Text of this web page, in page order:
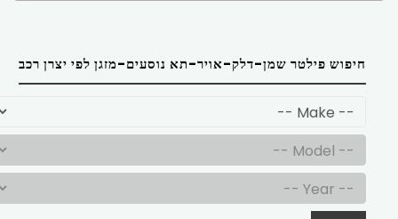
חיפוש פילטר שמן-דלק-אויר-תא נוסעים-מזגן לפי יצרן רכב